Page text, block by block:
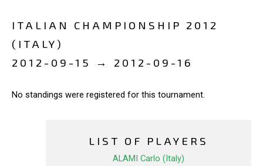
ITALIAN CHAMPIONSHIP 2012
(ITALY)
2012-09-15 → 2012-09-16
No standings were registered for this tournament.
LIST OF PLAYERS
ALAMI Carlo (Italy)